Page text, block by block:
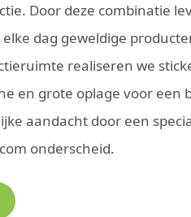
Door deze combinatie
dag geweldige
realiseren we
en grote oplage voor een
aandacht door een
onderscheid.